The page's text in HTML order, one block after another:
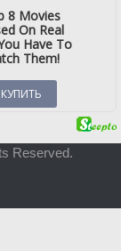
Reserved.